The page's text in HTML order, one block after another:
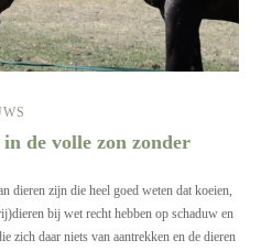
de volle zon zonder
dieren zijn die heel goed weten dat koeien,
bij wet recht hebben op schaduw en
zich daar niets van aantrekken en de dieren